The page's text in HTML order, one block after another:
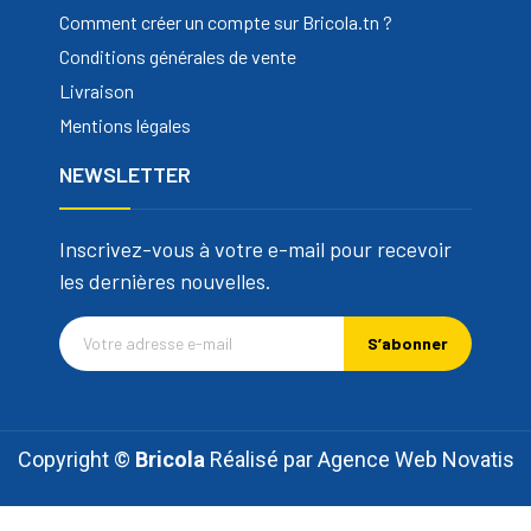
Comment créer un compte sur Bricola.tn ?
Conditions générales de vente
Livraison
Mentions légales
NEWSLETTER
Inscrivez-vous à votre e-mail pour recevoir
les dernières nouvelles.
S’abonner
Copyright © Bricola Réalisé parAgence Web Novatis